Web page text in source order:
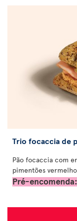
Trio focaccia de
Pão focaccia com
pimentões
Pré-